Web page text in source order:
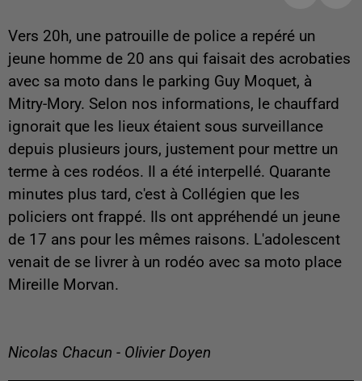
Vers 20h, une patrouille de police a repéré un
jeune homme de 20 ans qui faisait des acrobaties
avec sa moto dans le parking Guy Moquet, à
Mitry-Mory. Selon nos informations, le chauffard
ignorait que les lieux étaient sous surveillance
depuis plusieurs jours, justement pour mettre un
terme à ces rodéos. Il a été interpellé. Quarante
minutes plus tard, c'est à Collégien que les
policiers ont frappé. Ils ont appréhendé un jeune
de 17 ans pour les mêmes raisons. L'adolescent
venait de se livrer à un rodéo avec sa moto place
Mireille Morvan.
Nicolas Chacun - Olivier Doyen